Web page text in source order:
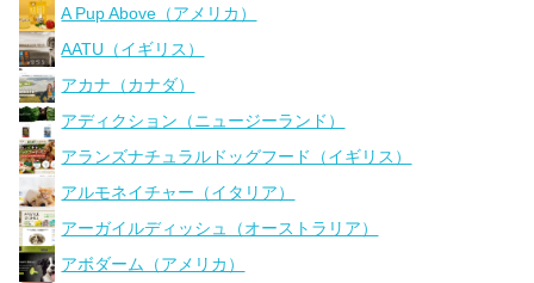
A Pup Above（アメリカ）
AATU（イギリス）
アカナ（カナダ）
アディクション（ニュージーランド）
アランズナチュラルドッグフード（イギリス）
アルモネイチャー（イタリア）
アーガイルディッシュ（オーストラリア）
アボダーム（アメリカ）